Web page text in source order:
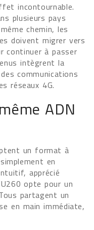
incontournable.
plusieurs pays
chemin, les
doivent migrer vers
continuer à passer
intègrent la
communications
réseaux 4G.
ADN
un format à
en
apprécié
opte pour un
partagent un
en main immédiate,